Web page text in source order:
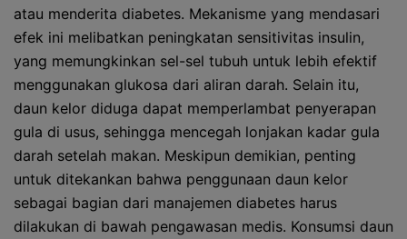
atau menderita diabetes. Mekanisme yang mendasari
efek ini melibatkan peningkatan sensitivitas insulin,
yang memungkinkan sel-sel tubuh untuk lebih efektif
menggunakan glukosa dari aliran darah. Selain itu,
daun kelor diduga dapat memperlambat penyerapan
gula di usus, sehingga mencegah lonjakan kadar gula
darah setelah makan. Meskipun demikian, penting
untuk ditekankan bahwa penggunaan daun kelor
sebagai bagian dari manajemen diabetes harus
dilakukan di bawah pengawasan medis. Konsumsi daun